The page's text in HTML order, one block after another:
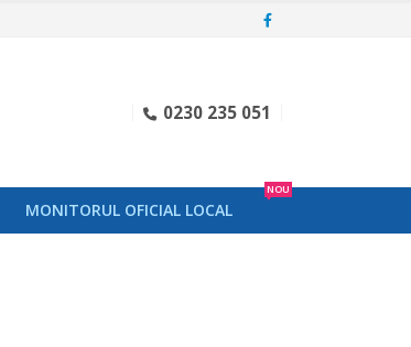
0230 235 051
MONITORUL OFICIAL LOCAL
NOU